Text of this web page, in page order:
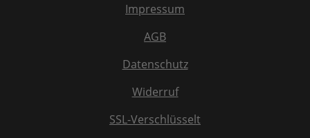
Impressum
AGB
Datenschutz
Widerruf
SSL-Verschlüsselt